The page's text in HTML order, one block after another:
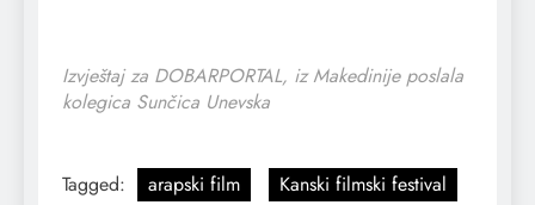
Izvještaj za DOBARPORTAL, iz Makedinije poslala
kolegica Sunčica Unevska
Tagged: arapski film
Kanski filmski festival